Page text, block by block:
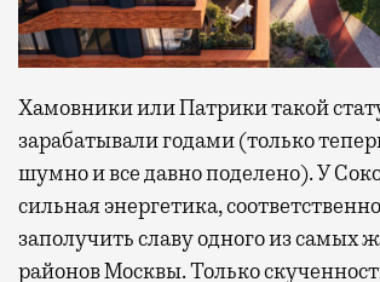
Хамовники или Патрики такой
зарабатывали годами (только
шумно и все давно поделено). У
сильная энергетика,
заполучить славу одного из самых
районов Москвы. Только